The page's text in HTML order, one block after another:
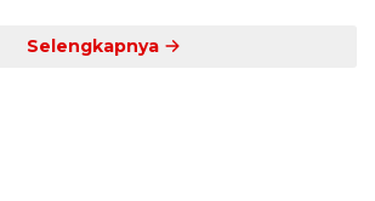
Selengkapnya